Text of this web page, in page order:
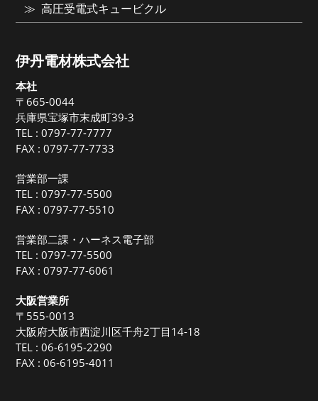
伊丹電材株式会社
本社
〒665-0044
兵庫県宝塚市末成町39-3
TEL :0797-77-7777
FAX : 0797-77-7733
営業部一課
TEL :0797-77-5500
FAX : 0797-77-5510
営業部二課・ハーネス電子部
TEL :0797-77-5500
FAX : 0797-77-6061
大阪営業所
〒555-0013
大阪府大阪市西淀川区千舟2丁目14-18
TEL :06-6195-2290
FAX : 06-6195-4011
高圧受電式キュービクル